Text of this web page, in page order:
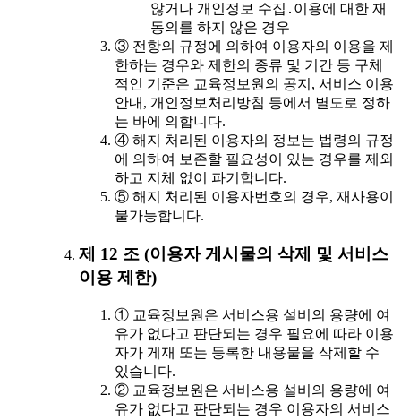
않거나 개인정보 수집․이용에 대한 재
동의를 하지 않은 경우
③ 전항의 규정에 의하여 이용자의 이용을 제
한하는 경우와 제한의 종류 및 기간 등 구체
적인 기준은 교육정보원의 공지, 서비스 이용
안내, 개인정보처리방침 등에서 별도로 정하
는 바에 의합니다.
④ 해지 처리된 이용자의 정보는 법령의 규정
에 의하여 보존할 필요성이 있는 경우를 제외
하고 지체 없이 파기합니다.
⑤ 해지 처리된 이용자번호의 경우, 재사용이
불가능합니다.
제 12 조 (이용자 게시물의 삭제 및 서비스
이용 제한)
① 교육정보원은 서비스용 설비의 용량에 여
유가 없다고 판단되는 경우 필요에 따라 이용
자가 게재 또는 등록한 내용물을 삭제할 수
있습니다.
② 교육정보원은 서비스용 설비의 용량에 여
유가 없다고 판단되는 경우 이용자의 서비스